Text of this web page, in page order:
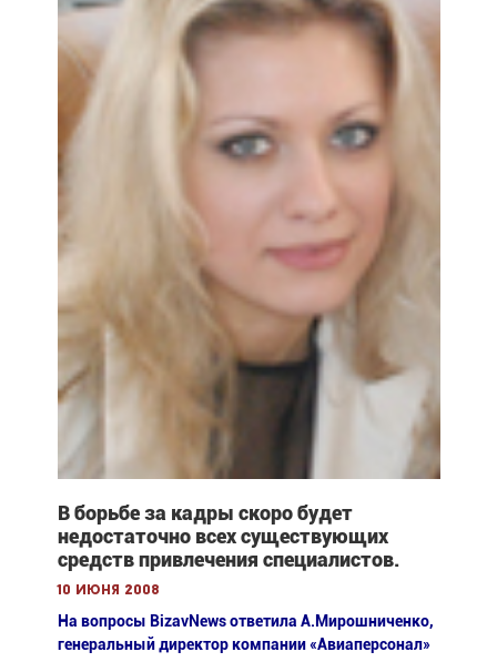
В борьбе за кадры скоро будет
недостаточно всех существующих
средств привлечения специалистов.
10 июня 2008
На вопросы BizavNews ответила А.Мирошниченко,
генеральный директор компании «Авиаперсонал»